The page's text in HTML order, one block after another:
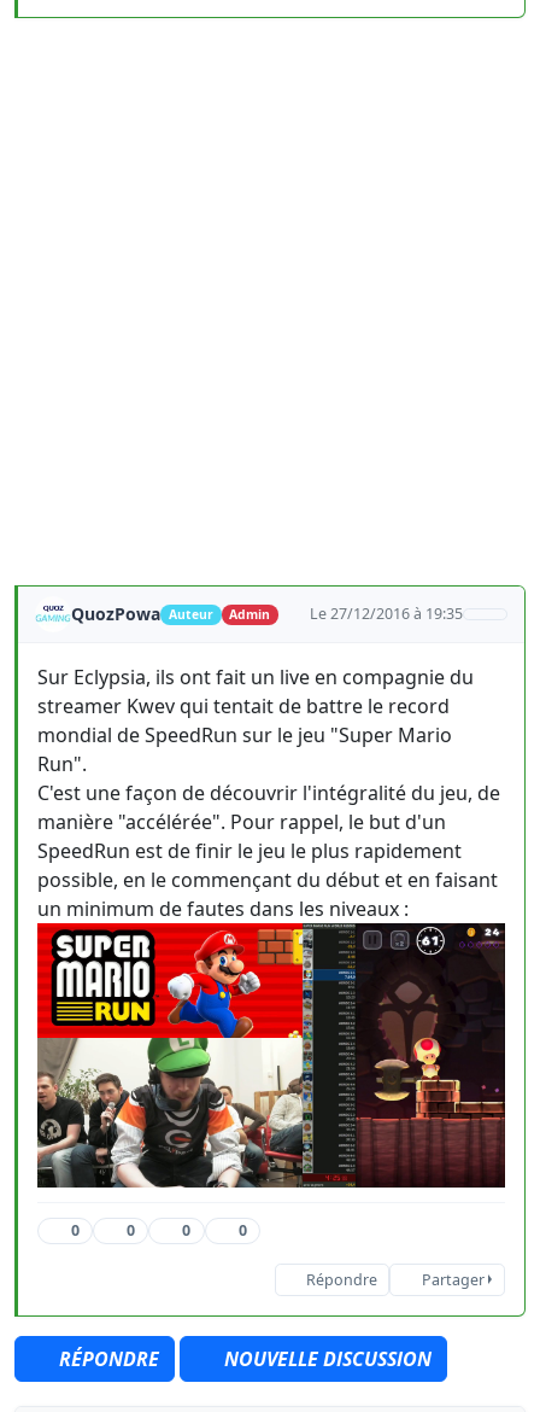
QuozPowa Auteur Admin Le 27/12/2016 à 19:35
Sur Eclypsia, ils ont fait un live en compagnie du
streamer Kwev qui tentait de battre le record
mondial de SpeedRun sur le jeu "Super Mario
Run".
C'est une façon de découvrir l'intégralité du jeu, de
manière "accélérée". Pour rappel, le but d'un
SpeedRun est de finir le jeu le plus rapidement
possible, en le commençant du début et en faisant
un minimum de fautes dans les niveaux :
0 0 0 0
Répondre Partager
RÉPONDRE NOUVELLE DISCUSSION